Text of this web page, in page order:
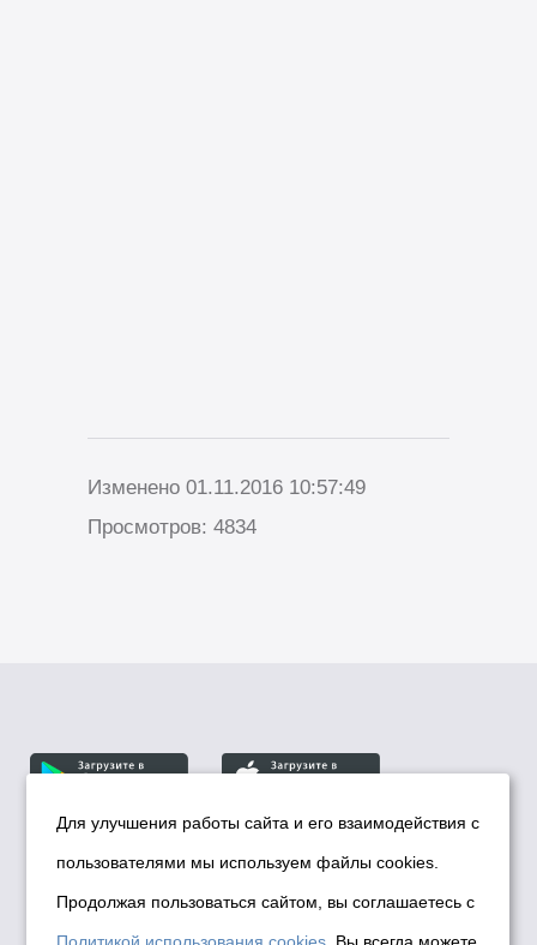
Изменено 01.11.2016 10:57:49
Просмотров: 4834
© Департамент информационной политики мэрии
города Новосибирска, 2026
Политика использования Cookies
Для улучшения работы сайта и его взаимодействия с
пользователями мы используем файлы cookies.
Продолжая пользоваться сайтом, вы соглашаетесь с